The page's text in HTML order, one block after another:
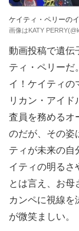
ケイティ・ペリーの
画像はKATY
動画投稿で遺伝
ティ・ペリーだ
イ！ケイティの
リカン・アイ
査員を務めるオ
のだが、その姿
ティが未来の自
イティの明るさ
とは言え、お母
カンペに視線を
が微笑ましい。